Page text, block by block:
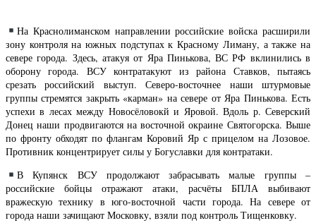
На Краснолиманском направлении российские войска расширили
зону контроля на южных подступах к Красному Лиману, а также на
севере города. Здесь, атакуя от Яра Пинькова, ВС РФ вклинились в
оборону города. ВСУ контратакуют из района Ставков, пытаясь
срезать российский выступ. Северо-восточнее наши штурмовые
группы стремятся закрыть «карман» на севере от Яра Пинькова. Есть
успехи в лесах между Новосёловокй и Яровой. Вдоль р. Северский
Донец наши продвигаются на восточной окраине Святогорска. Выше
по фронту обходят по флангам Коровий Яр с прицелом на Лозовое.
Противник концентрирует силы у Богуславки для контратаки.
В Купянск ВСУ продолжают забрасывать малые группы –
российские бойцы отражают атаки, расчёты БПЛА выбивают
вражескую технику в юго-восточной части города. На севере от
города наши зачищают Московку, взяли под контроль Тищенковку.